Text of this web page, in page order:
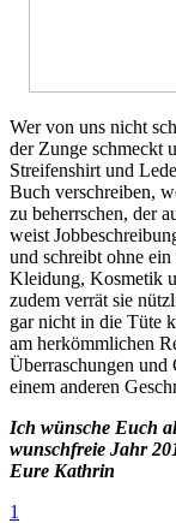
Wer von uns nicht
der Zunge schmeckt
Streifenshirt und
Buch verschreiben,
zu beherrschen, der
weist
und schreibt ohne
Kleidung, Kosmetik
zudem verrät sie
gar nicht in die Tüte
am herkömmlichen
Überraschungen und
einem anderen
Ich wünsche Euch
wunschfreie Jahr
Eure Kathrin
1